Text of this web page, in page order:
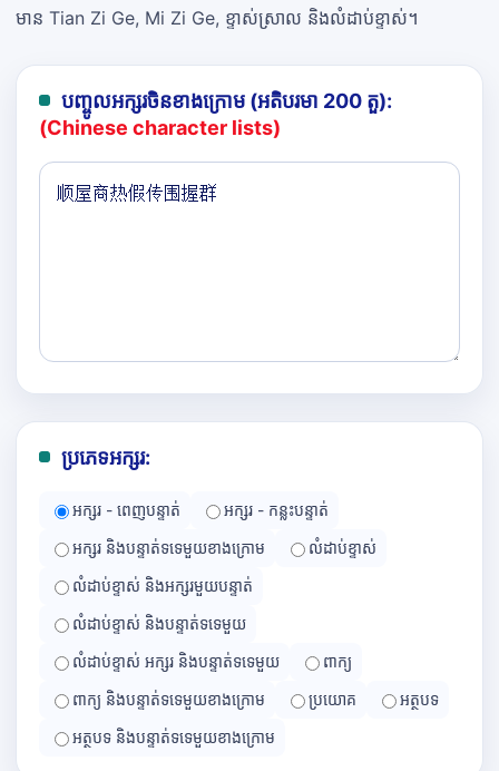
មាន Tian Zi Ge, Mi Zi Ge, ខ្ទាស់ស្រាល និងលំដាប់ខ្ទាស់។
បញ្ចូលអក្សរចិនខាងក្រោម (អតិបរមា 200 តួ):
(Chinese character lists)
ប្រភេទអក្សរ:
អក្សរ - ពេញបន្ទាត់
អក្សរ - កន្លះបន្ទាត់
អក្សរ និងបន្ទាត់ទទេមួយខាងក្រោម
លំដាប់ខ្ទាស់
លំដាប់ខ្ទាស់ និងអក្សរមួយបន្ទាត់
លំដាប់ខ្ទាស់ និងបន្ទាត់ទទេមួយ
លំដាប់ខ្ទាស់ អក្សរ និងបន្ទាត់ទទេមួយ
ពាក្យ
ពាក្យ និងបន្ទាត់ទទេមួយខាងក្រោម
ប្រយោគ
អត្ថបទ
អត្ថបទ និងបន្ទាត់ទទេមួយខាងក្រោម